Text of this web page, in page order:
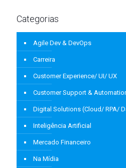
Categorias
Agile Dev & DevOps
Carreira
Customer Experience/ UI/ UX
Customer Support &
Digital Solutions (Cloud/ RPA/
Inteligência Artificial
Mercado Financeiro
Na Mídia